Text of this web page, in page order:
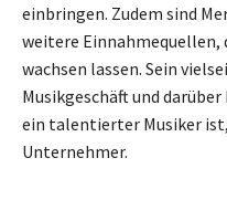
einbringen. Zudem sind
weitere Einnahmequellen,
wachsen lassen. Sein
Musikgeschäft und
ein talentierter Musiker
Unternehmer.